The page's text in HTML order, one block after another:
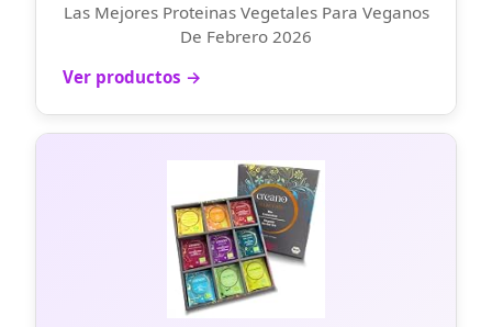
Las Mejores Proteinas Vegetales Para Veganos
De Febrero 2026
Ver productos →